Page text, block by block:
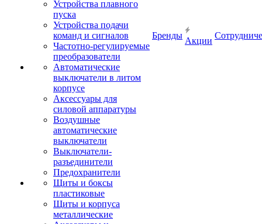
Устройства плавного
пуска
Устройства подачи
команд и сигналов
Частотно-регулируемые
преобразователи
Автоматические
выключатели в литом
корпусе
Аксессуары для
силовой аппаратуры
Воздушные
автоматические
выключатели
Выключатели-
разъединители
Предохранители
Щиты и боксы
пластиковые
Щиты и корпуса
металлические
Бренды
Акции